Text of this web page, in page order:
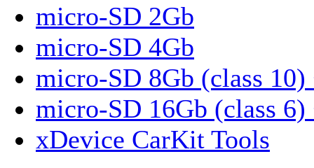
micro-SD 2Gb
micro-SD 4Gb
micro-SD 8Gb (class 10)
micro-SD 16Gb (class 6)
xDevice CarKit Tools